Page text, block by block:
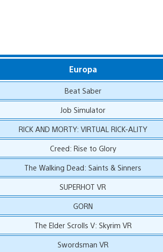
Europa
Beat Saber
Job Simulator
RICK AND MORTY: VIRTUAL RICK-ALITY
Creed: Rise to Glory
The Walking Dead: Saints & Sinners
SUPERHOT VR
GORN
The Elder Scrolls V: Skyrim VR
Swordsman VR